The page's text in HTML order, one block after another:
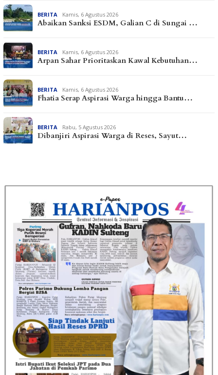
BERITA Kamis, 6 Agustus 2026
Abaikan Sanksi ESDM, Galian C di Sungai …
BERITA Kamis, 6 Agustus 2026
Arpan Sahar Prioritaskan Kawal Kebutuhan…
BERITA Kamis, 6 Agustus 2026
Fhatia Serap Aspirasi Warga hingga Bantu…
BERITA Rabu, 5 Agustus 2026
Dibanjiri Aspirasi Warga di Reses, Sayut…